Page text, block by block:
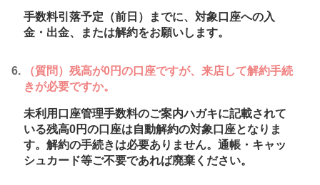
手数料引落予定（前日）までに、対象口座への入
金・出金、または解約をお願いします。
（質問）残高が0円の口座ですが、来店して解約手続
きが必要ですか。
未利用口座管理手数料のご案内ハガキに記載されて
いる残高0円の口座は自動解約の対象口座となりま
す。解約の手続きは必要ありません。通帳・キャッ
シュカード等ご不要であれば廃棄ください。